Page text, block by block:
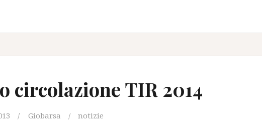
circolazione TIR 2014
Giobarsa notizie